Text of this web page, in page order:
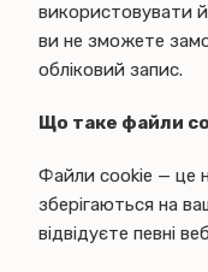
використовувати
ви не зможете
обліковий запис.
Що таке файли
Файли cookie — це
зберігаються на
відвідуєте певні